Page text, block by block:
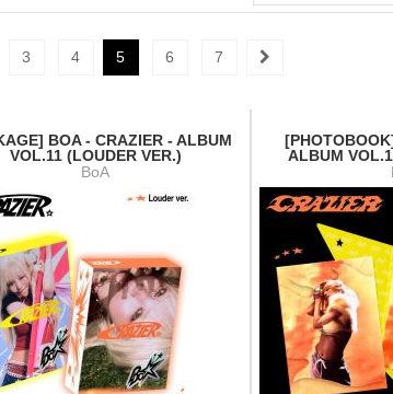
3 4 5 6 7
BOA - CRAZIER - ALBUM
VOL.11 (LOUDER VER.)
BoA
ALBUM